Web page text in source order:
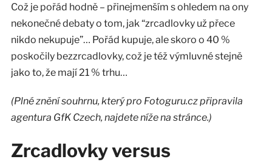
Což je pořád hodně – přinejmenším s ohledem na ony
nekonečné debaty o tom, jak “zrcadlovky už přece
nikdo nekupuje”… Pořád kupuje, ale skoro o 40 %
poskočily bezzrcadlovky, což je též výmluvné stejně
jako to, že mají 21 % trhu…
(Plné znění souhrnu, který pro Fotoguru.cz připravila
agentura GfK Czech, najdete níže na stránce.)
Zrcadlovky versus